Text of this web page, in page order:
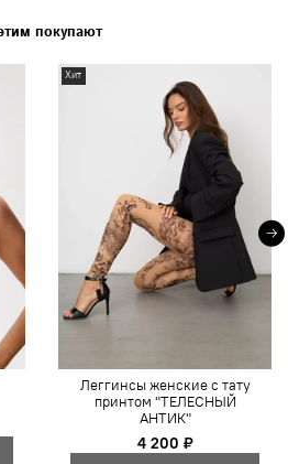
покупают
Хит
Леггинсы женские с тату
принтом "ТЕЛЕСНЫЙ
АНТИК"
4 200 ₽